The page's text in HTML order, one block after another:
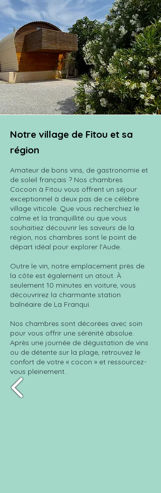
Notre village de Fitou et sa
région
Amateur de bons vins, de gastronomie et
de soleil français ? Nos chambres
Cocoon à Fitou vous offrent un séjour
exceptionnel à deux pas de ce célèbre
village viticole. Que vous recherchiez le
calme et la tranquillité ou que vous
souhaitiez découvrir les saveurs de la
région, nos chambres sont le point de
départ idéal pour explorer l'Aude.
Outre le vin, notre emplacement près de
la côte est également un atout. À
seulement 10 minutes en voiture, vous
découvrirez la charmante station
balnéaire de La Franqui.
Nos chambres sont décorées avec soin
pour vous offrir une sérénité absolue.
Après une journée de dégustation de vins
ou de détente sur la plage, retrouvez le
confort de votre « cocon » et ressourcez-
vous pleinement.